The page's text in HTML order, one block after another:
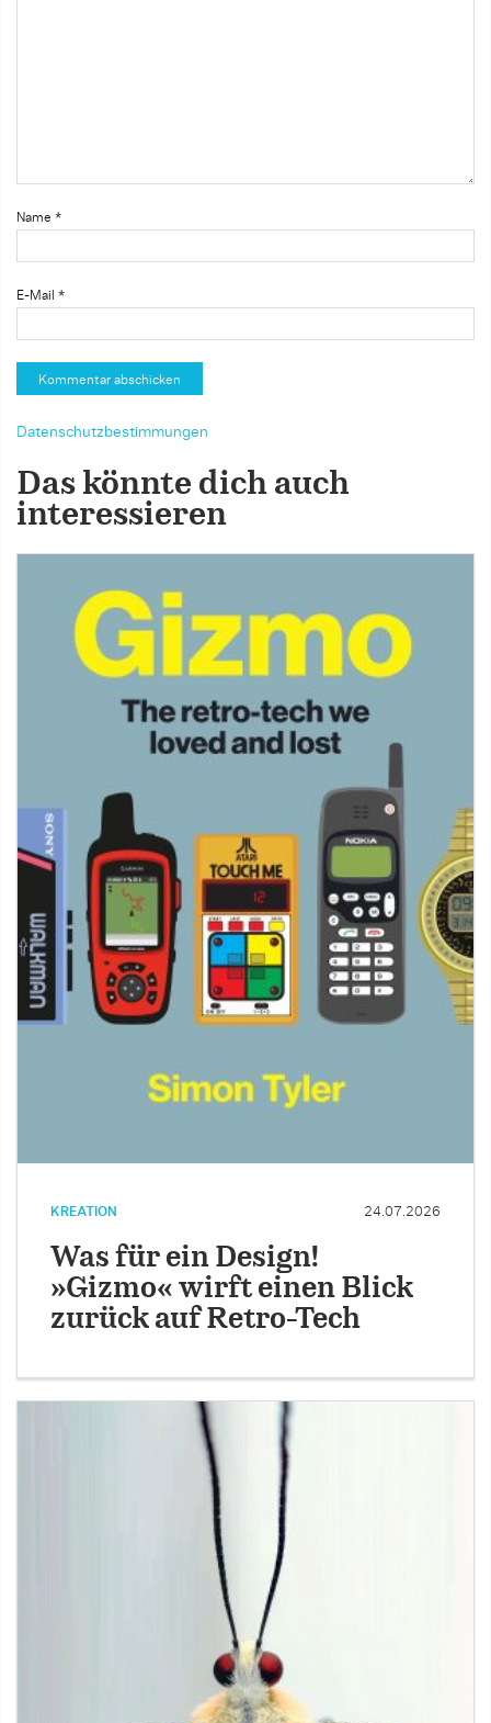
Name *
E-Mail *
Datenschutzbestimmungen
Das könnte dich auch
interessieren
KREATION 24.07.2026
Was für ein Design!
»Gizmo« wirft einen Blick
zurück auf Retro-Tech